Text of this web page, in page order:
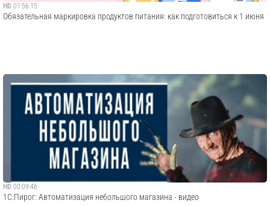
HD 01:56:15
Обязательная маркировка продуктов питания: как подготовиться к 1 июня
HD 00:09:46
1С:Пирог: Автоматизация небольшого магазина - видео